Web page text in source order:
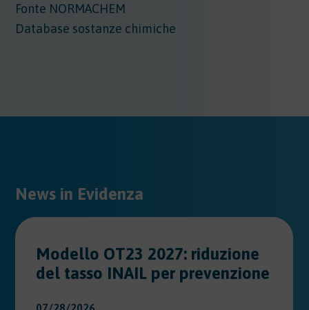
Fonte NORMACHEM
Database sostanze chimiche
News in Evidenza
Modello OT23 2027: riduzione
del tasso INAIL per prevenzione